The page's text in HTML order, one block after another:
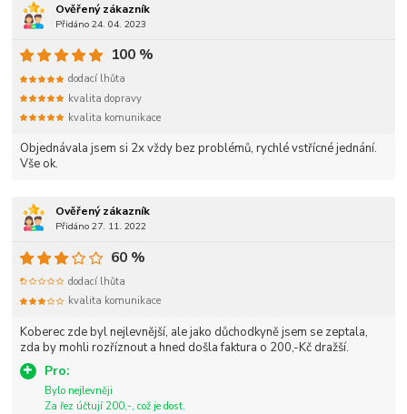
Ověřený zákazník
Přidáno 24. 04. 2023
Objednávala jsem si 2x vždy bez problémů, rychlé vstřícné jednání.
Vše ok.
100 %
dodací lhůta
kvalita dopravy
kvalita komunikace
Ověřený zákazník
Přidáno 27. 11. 2022
Koberec zde byl nejlevnější, ale jako důchodkyně jsem se zeptala,
zda by mohli rozříznout a hned došla faktura o 200,-Kč dražší.
Pro:
Bylo nejlevněji
Za řez účtují 200,-, což je dost.
60 %
dodací lhůta
kvalita komunikace